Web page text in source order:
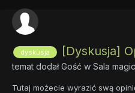
dyskusja [Dyskusja]
temat dodał Gość w Sala
Tutaj możecie wyrazić swą